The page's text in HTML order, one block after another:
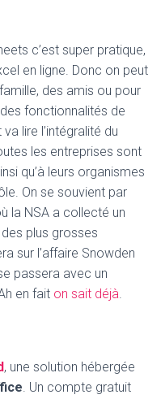
c’est super pratique,
en ligne. Donc on peut
des amis ou pour
fonctionnalités de
lire l’intégralité du
les entreprises sont
qu’à leurs organismes
On se souvient par
la NSA a collecté un
plus grosses
sur l’affaire Snowden
passera avec un
en fait on sait déjà.
, une solution hébergée
. Un compte gratuit